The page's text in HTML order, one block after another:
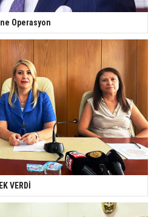
Operasyon
VERDİ